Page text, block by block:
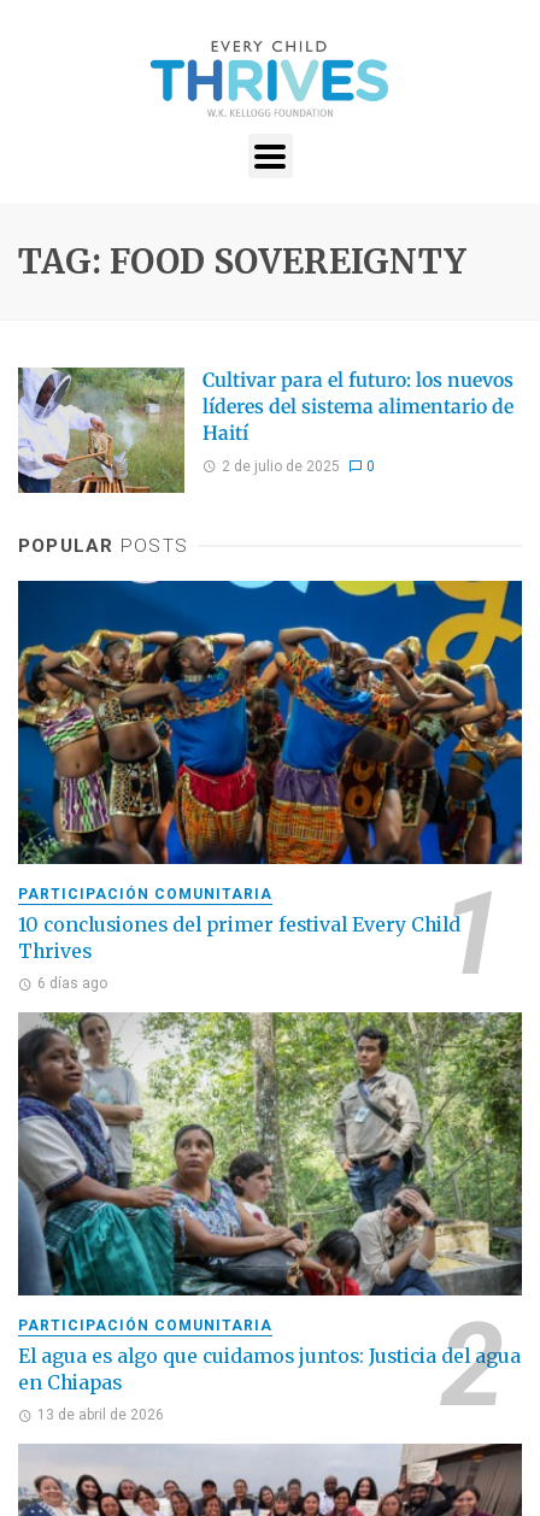
TAG: FOOD SOVEREIGNTY
Cultivar para el futuro: los nuevos
líderes del sistema alimentario de
Haití
2 de julio de 2025 0
POPULAR POSTS
PARTICIPACIÓN COMUNITARIA
10 conclusiones del primer festival Every Child
Thrives
6 días ago
PARTICIPACIÓN COMUNITARIA
El agua es algo que cuidamos juntos: Justicia del agua
en Chiapas
13 de abril de 2026